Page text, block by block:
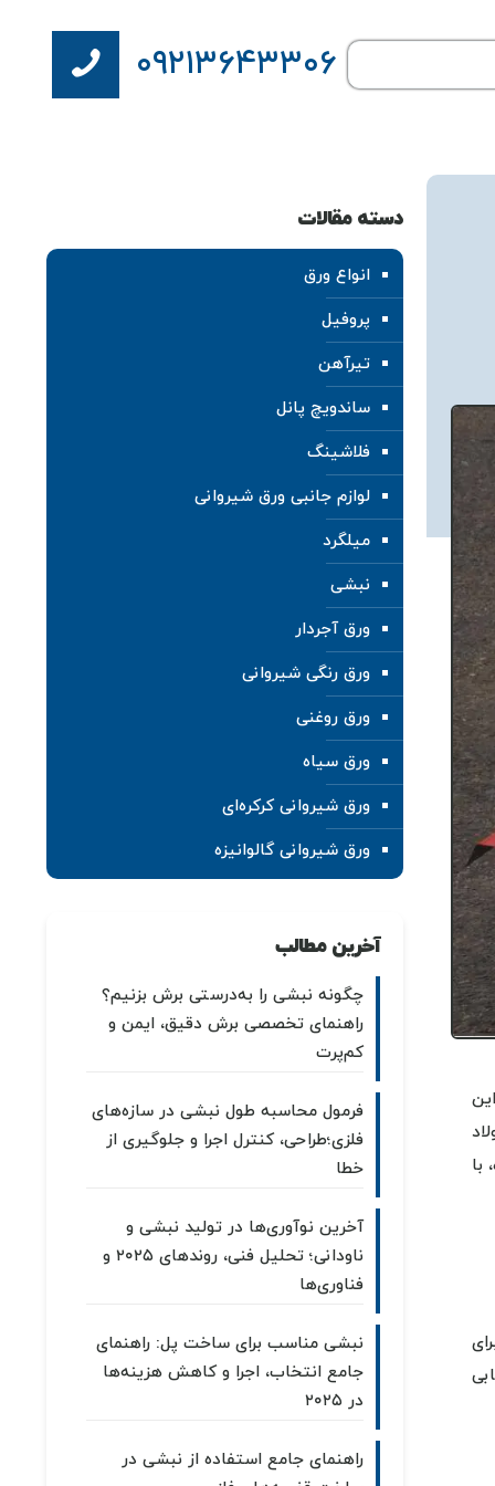
۰۹۲۱۳۶۴۳۳۰۶
با
دسته مقالات
انواع ورق
پروفیل
تیرآهن
ساندویچ پانل
فلاشینگ
لوازم جانبی ورق شیروانی
میلگرد
نبشی
ورق آجردار
ورق رنگی شیروانی
ورق روغنی
ورق سیاه
ورق شیروانی کرکره‌ای
ورق شیروانی گالوانیزه
آخرین مطالب
چگونه نبشی را به‌درستی برش بزنیم؟
راهنمای تخصصی برش دقیق، ایمن و
کم‌پرت
فرمول محاسبه طول نبشی در سازه‌های
فلزی؛طراحی، کنترل اجرا و جلوگیری از
خطا
آخرین نوآوری‌ها در تولید نبشی و
ناودانی؛ تحلیل فنی، روندهای ۲۰۲۵ و
فناوری‌ها
نبشی مناسب برای ساخت پل: راهنمای
جامع انتخاب، اجرا و کاهش هزینه‌ها
در ۲۰۲۵
راهنمای جامع استفاده از نبشی در